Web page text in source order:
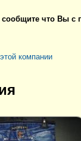
сообщите что Вы с
компании